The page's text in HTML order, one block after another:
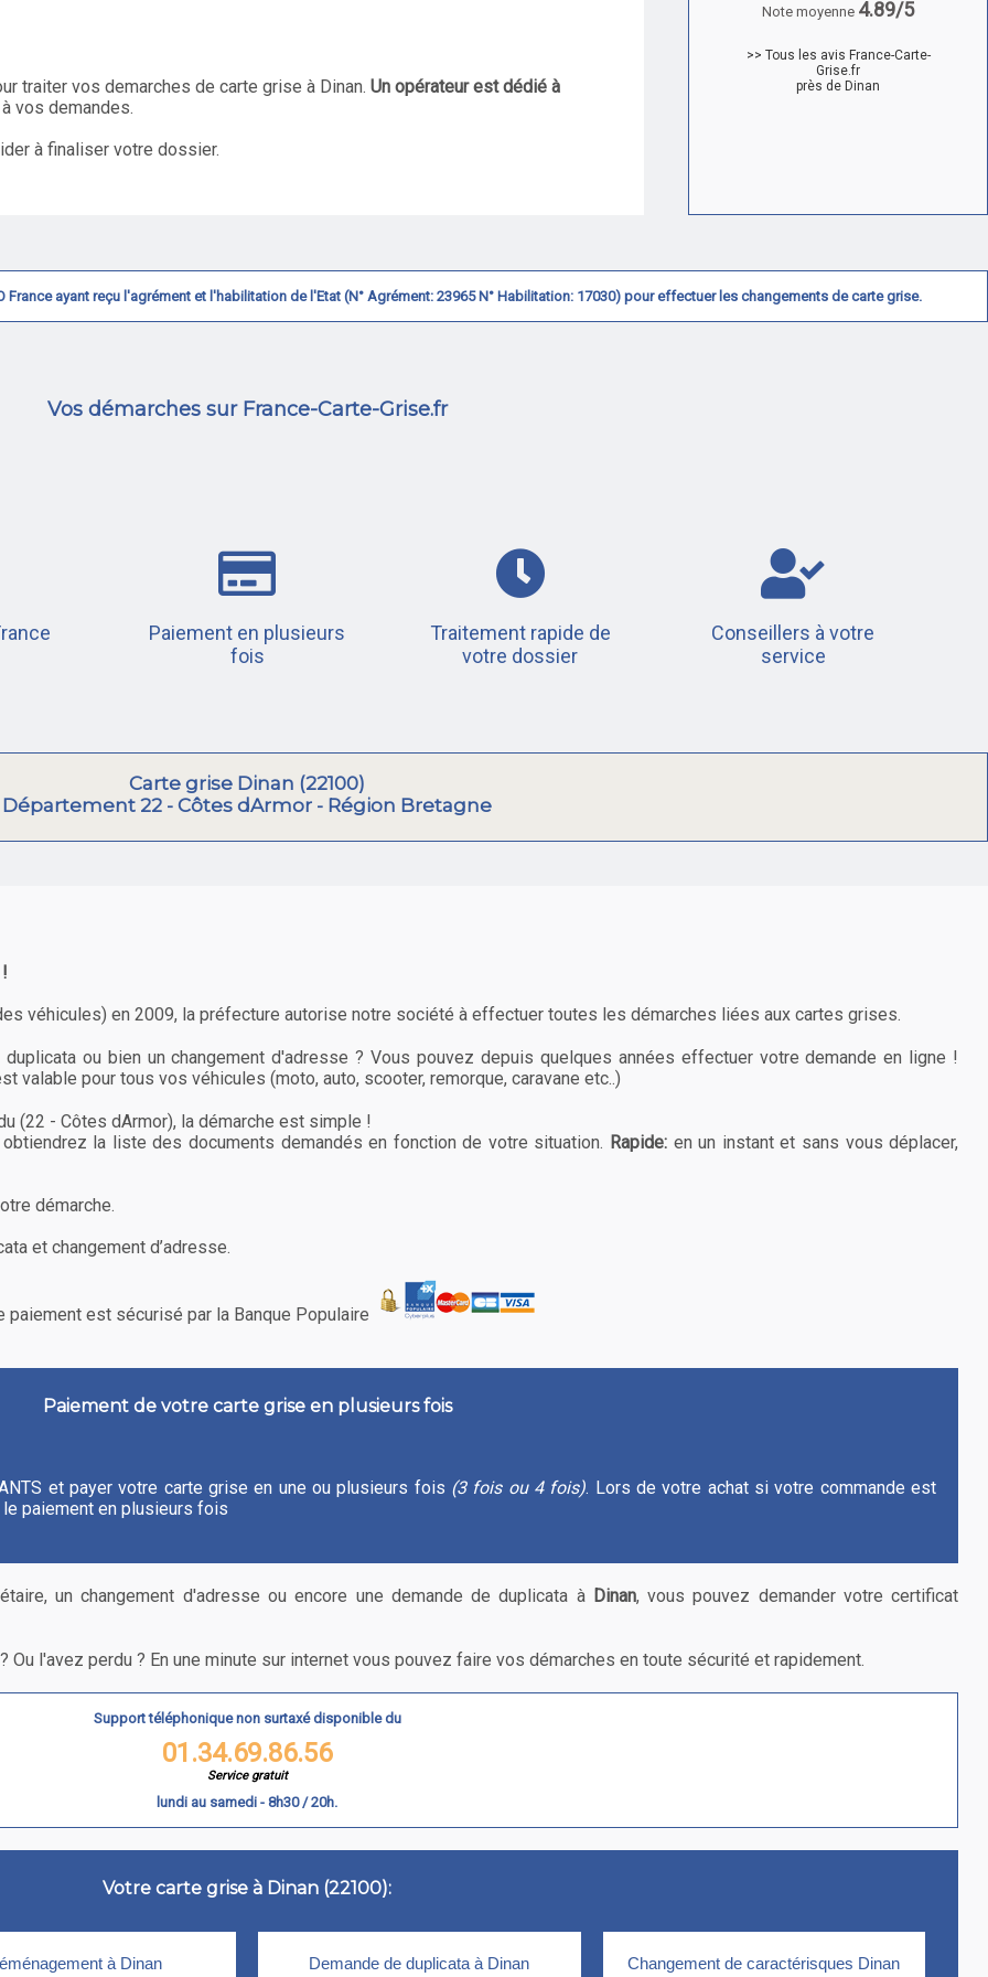
traiter vos demarches de carte grise à Dinan.Un opérateur est dédié à
vos demandes.
à finaliser votre dossier.
Note moyenne 4.89/5
>> Tous les avis France-Carte-
Grise.fr
près de Dinan
ayant reçu l'agrément et l'habilitation de l'Etat (N° Agrément: 23965 N° Habilitation: 17030) pour effectuer les changements de carte grise.
Vos démarches sur France-Carte-Grise.fr
Paiement en plusieurs
fois
Traitement rapide de
votre dossier
Conseillers à votre
service
Carte grise Dinan (22100)
Département 22 - Côtes dArmor - Région Bretagne
véhicules) en 2009, la préfecture autorise notre société à effectuer toutes les démarches liées aux cartes grises.
ou bien un changement d'adresse ? Vous pouvez depuis quelques années effectuer votre demande en ligne !
valable pour tous vos véhicules (moto, auto, scooter, remorque, caravane etc..)
(22 - Côtes dArmor), la démarche est simple !
la liste des documents demandés en fonction de votre situation. Rapide: en un instant et sans vous déplacer,
démarche.
et changement d’adresse.
est sécurisé par la Banque Populaire
Paiement de votre carte grise en plusieurs fois
et payer votre carte grise en une ou plusieurs fois (3 fois ou 4 fois). Lors de votre achat si votre commande est
paiement en plusieurs fois
un changement d'adresse ou encore une demande de duplicata à Dinan, vous pouvez demander votre certificat
l'avez perdu ? En une minute sur internet vous pouvez faire vos démarches en toute sécurité et rapidement.
Support téléphonique non surtaxé disponible du
01.34.69.86.56
Service gratuit
lundi au samedi - 8h30 / 20h.
Votre carte grise à Dinan (22100):